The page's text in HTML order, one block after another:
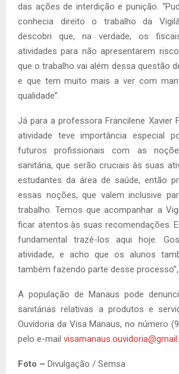
das ações de interdição e punição.
conhecia direito o trabalho da
descobri que, na verdade, os
atividades para não apresentarem
que o trabalho vai além dessa questão
e que tem muito mais a ver com
qualidade”.
Já para a professora Francilene Xavier
atividade teve importância especial
futuros profissionais com as
sanitária, que serão cruciais às suas
estudantes da área de saúde, então
essas noções, que valem inclusive
trabalho. Temos que acompanhar a
ficar atentos às suas recomendações.
fundamental trazê-los aqui hoje.
atividade, e acho que os alunos
também fazendo parte desse
A população de Manaus pode
sanitárias relativas a produtos e
Ouvidoria da Visa Manaus, no número
pelo e-mail
Foto – Divulgação / Semsa